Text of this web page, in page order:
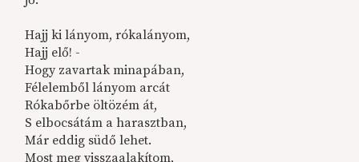
Hajj ki lányom, rókalányom,
Hajj elő! -
Hogy zavartak minapában,
Félelemből lányom arcát
Rókabőrbe öltözém át,
S elbocsátám a harasztban,
Már eddig südő lehet.
Most meg visszaalakítom,